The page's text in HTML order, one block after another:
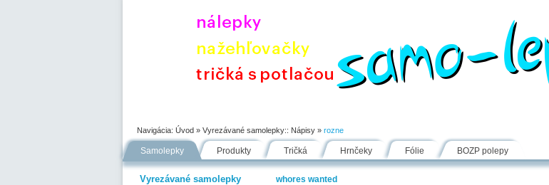
Navigácia: Úvod » Vyrezávané samolepky:: Nápisy » rozne
Samolepky Produkty Tričká Hrnčeky Fólie BOZP polepy
Vyrezávané samolepky whores wanted